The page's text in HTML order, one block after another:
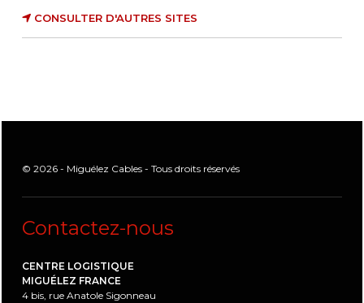
CONSULTER D'AUTRES SITES
© 2026 - Miguélez Cables - Tous droits réservés
Contactez-nous
CENTRE LOGISTIQUE
MIGUÉLEZ FRANCE
4 bis, rue Anatole Sigonneau